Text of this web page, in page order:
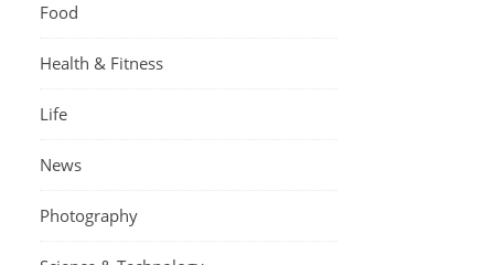
Food
Health & Fitness
Life
News
Photography